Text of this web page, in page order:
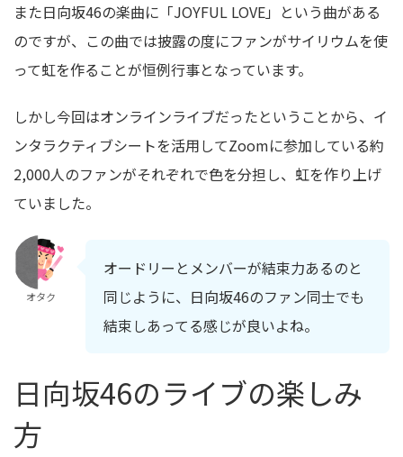
また日向坂46の楽曲に「JOYFUL LOVE」という曲がある
のですが、この曲では披露の度にファンがサイリウムを使
って虹を作ることが恒例行事となっています。
しかし今回はオンラインライブだったということから、イ
ンタラクティブシートを活用してZoomに参加している約
2,000人のファンがそれぞれで色を分担し、虹を作り上げ
ていました。
オタク
オードリーとメンバーが結束力あるのと
同じように、日向坂46のファン同士でも
結束しあってる感じが良いよね。
日向坂46のライブの楽しみ
方